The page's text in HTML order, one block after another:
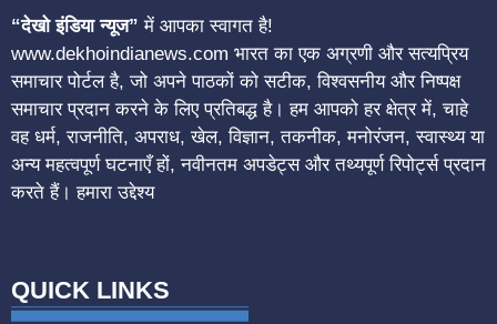
“देखो इंडिया न्यूज” में आपका स्वागत है!
www.dekhoindianews.com भारत का एक अग्रणी और सत्यप्रिय
समाचार पोर्टल है, जो अपने पाठकों को सटीक, विश्वसनीय और निष्पक्ष
समाचार प्रदान करने के लिए प्रतिबद्ध है। हम आपको हर क्षेत्र में, चाहे
वह धर्म, राजनीति, अपराध, खेल, विज्ञान, तकनीक, मनोरंजन, स्वास्थ्य या
अन्य महत्वपूर्ण घटनाएँ हों, नवीनतम अपडेट्स और तथ्यपूर्ण रिपोर्ट्स प्रदान
करते हैं। हमारा उद्देश्य
QUICK LINKS